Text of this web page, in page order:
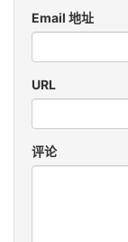
Email 地址
URL
评论